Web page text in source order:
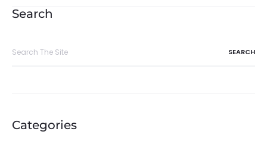
entradas
Search
Categories